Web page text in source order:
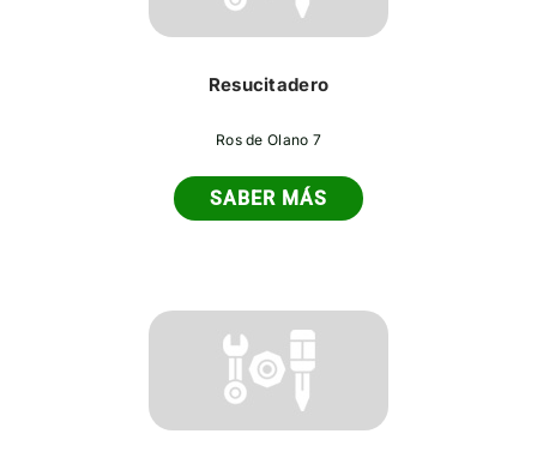
Resucitadero
Ros de Olano 7
SABER MÁS